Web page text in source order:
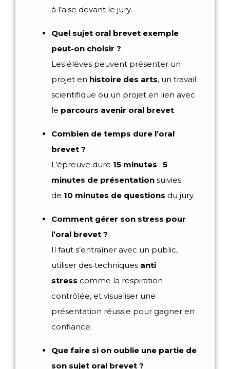
à l’aise devant le jury.
Quel sujet oral brevet exemple
peut-on choisir ?
Les élèves peuvent présenter un
projet en histoire des arts, un travail
scientifique ou un projet en lien avec
le parcours avenir oral brevet
Combien de temps dure l’oral
brevet ?
L’épreuve dure 15 minutes : 5
minutes de présentation suivies
de 10 minutes de questions du jury.
Comment gérer son stress pour
l’oral brevet ?
Il faut s’entraîner avec un public,
utiliser des techniques anti
stress comme la respiration
contrôlée, et visualiser une
présentation réussie pour gagner en
confiance.
Que faire si on oublie une partie de
son sujet oral brevet ?